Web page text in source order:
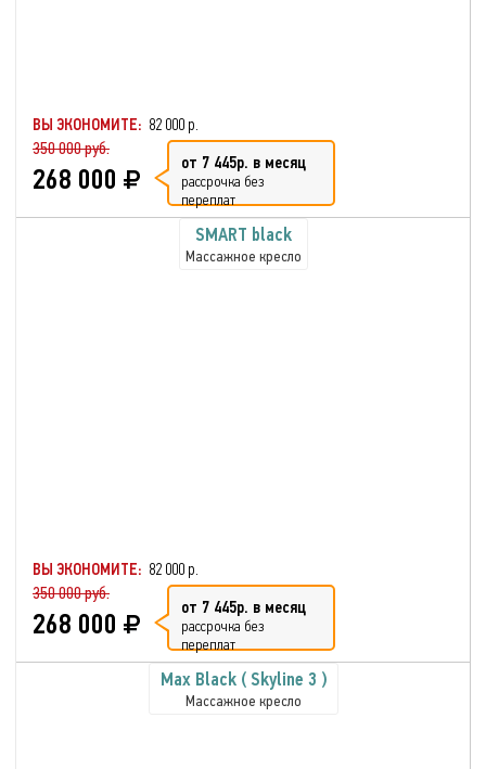
ВЫ ЭКОНОМИТЕ: 82 000 р.
350 000 руб.
268 000 от 7 445р. в месяц
рассрочка без
переплат
SMART black
Массажное кресло
ВЫ ЭКОНОМИТЕ: 82 000 р.
350 000 руб.
268 000 от 7 445р. в месяц
рассрочка без
переплат
Max Black ( Skyline 3 )
Массажное кресло